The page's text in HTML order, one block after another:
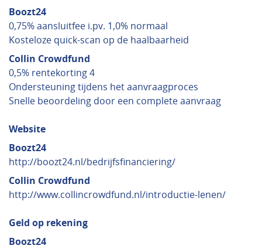
Boozt24
0,75% aansluitfee i.pv. 1,0% normaal
Kosteloze quick-scan op de haalbaarheid
Collin Crowdfund
0,5% rentekorting 4
Ondersteuning tijdens het aanvraagproces
Snelle beoordeling door een complete aanvraag
Website
Boozt24
http://boozt24.nl/bedrijfsfinanciering/
Collin Crowdfund
http://www.collincrowdfund.nl/introductie-lenen/
Geld op rekening
Boozt24